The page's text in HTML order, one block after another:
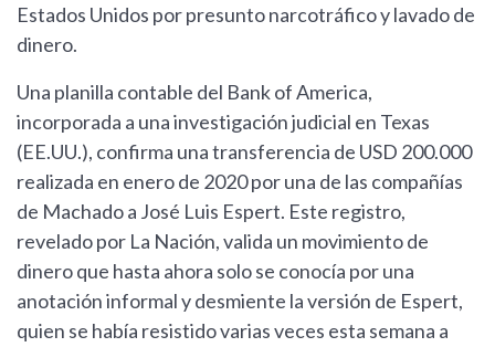
Estados Unidos por presunto narcotráfico y lavado de
dinero.
Una planilla contable del Bank of America,
incorporada a una investigación judicial en Texas
(EE.UU.), confirma una transferencia de USD 200.000
realizada en enero de 2020 por una de las compañías
de Machado a José Luis Espert. Este registro,
revelado por La Nación, valida un movimiento de
dinero que hasta ahora solo se conocía por una
anotación informal y desmiente la versión de Espert,
quien se había resistido varias veces esta semana a